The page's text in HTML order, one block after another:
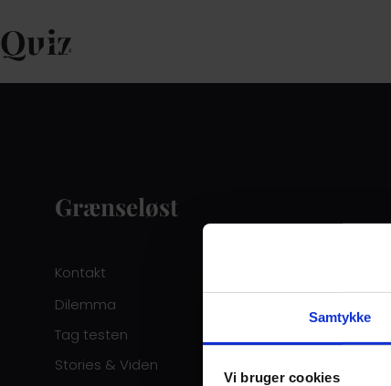
Samtykke
Vi bruger cookies
Quiz
Grænseløst
Kontakt
Dilemma
Tag testen
Stories & Viden